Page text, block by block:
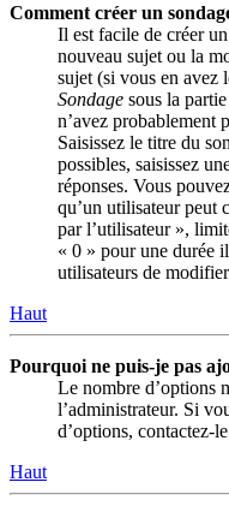
Comment créer un
Il est facile de créer
nouveau sujet ou la
sujet (si vous en avez
Sondage sous la
n’avez probablement
Saisissez le titre du
possibles, saisissez
réponses. Vous
qu’un utilisateur peut
par l’utilisateur »,
« 0 » pour une durée
utilisateurs de
Haut
Pourquoi ne puis-je pas
Le nombre d’options
l’administrateur. Si
d’options, contactez-
Haut